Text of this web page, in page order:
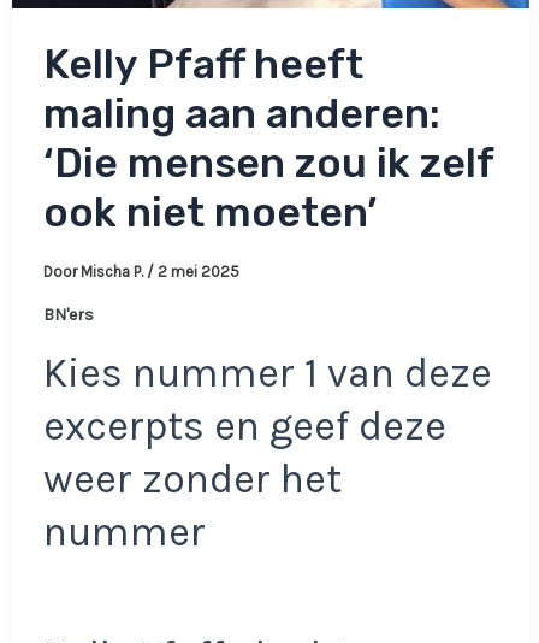
Kelly Pfaff heeft
maling aan anderen:
‘Die mensen zou ik zelf
ook niet moeten’
Door Mischa P. / 2 mei 2025
BN'ers
Kies nummer 1 van deze
excerpts en geef deze
weer zonder het
nummer